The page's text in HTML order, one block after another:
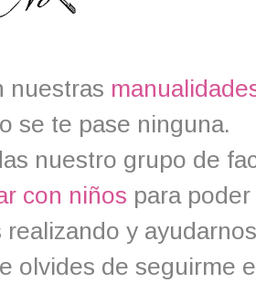
nuestras
se te pase ninguna.
nuestro grupo de
con niños para
realizando y
olvides de seguirme